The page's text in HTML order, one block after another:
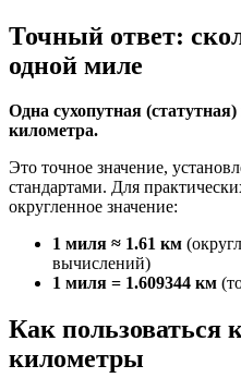
Точный ответ:
одной миле
Одна сухопутная
километра.
Это точное значение,
стандартами. Для
округленное значение:
1 миля ≈ 1.61 км
вычислений)
1 миля = 1.609344 км
Как пользоваться
километры